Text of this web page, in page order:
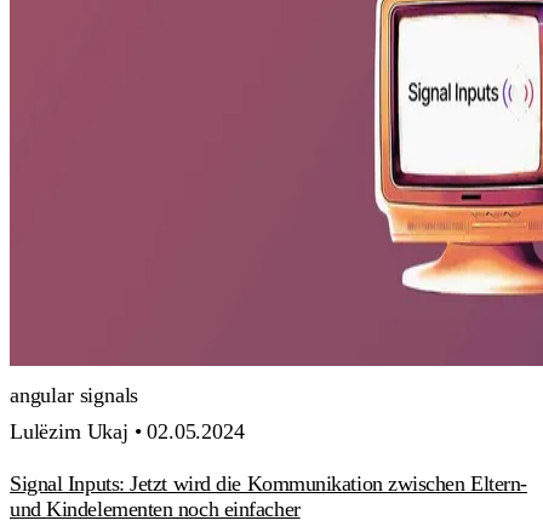
angular signals
Lulëzim Ukaj •02.05.2024
Signal Inputs: Jetzt wird die Kommunikation zwischen Eltern-
und Kindelementen noch einfacher